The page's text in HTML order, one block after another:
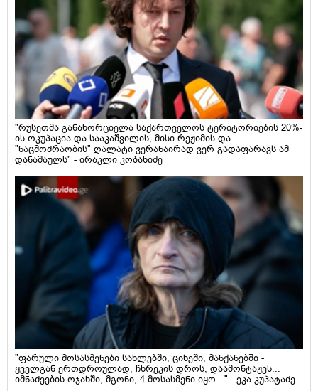
"რუსეთმა განახორციელა საქართველოს ტერიტორიების 20%-
ის ოკუპაცია და სააკაშვილის, მისი რეჟიმის და
"ნაცმოძრაობის" ღალატი ვერანაირად ვერ გადაფარავს ამ
დანაშაულს" - ირაკლი კობახიძე
"ფარული მოსასმენები სახლებში, ციხეში, მანქანებში -
ყველგან ერთდროულად, ჩხრეკის დროს, დაამონტაჟეს...
იმნაძეების ოჯახში, მგონი, 4 მოსასმენი იყო..." - ეკა კუპატაძე